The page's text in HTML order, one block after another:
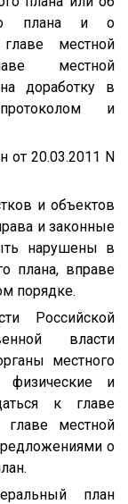
плана и о
местной
местной
доработку в
и
от 20.03.2011 N
и объектов
и законные
нарушены в
плана, вправе
порядке.
Российской
власти
местного
физические и
к главе
главе местной
о
план